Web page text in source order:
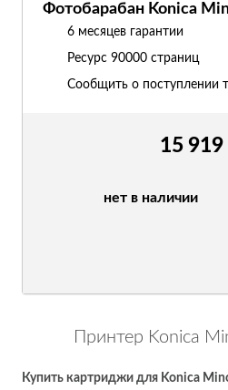
15 919
нет в наличии
Фотобарабан Konica
6 месяцев гарантии
Ресурс 90000 страниц
Сообщить о поступлении
Принтер Konica
Купить картриджи для Konica